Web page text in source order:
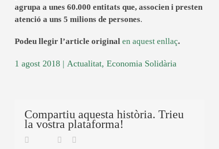
agrupa a unes 60.000 entitats que, associen i presten
atenció a uns 5 milions de persones.
Podeu llegir l’article original en aquest enllaç.
1 agost 2018 | Actualitat, Economia Solidària
Compartiu aquesta història. Trieu
la vostra plataforma!
Facebook
TwitterLinkedin